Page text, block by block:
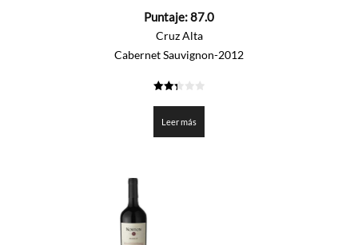
de
Puntaje:87.0
Cruz Alta
Cabernet Sauvignon-2012
Leer más